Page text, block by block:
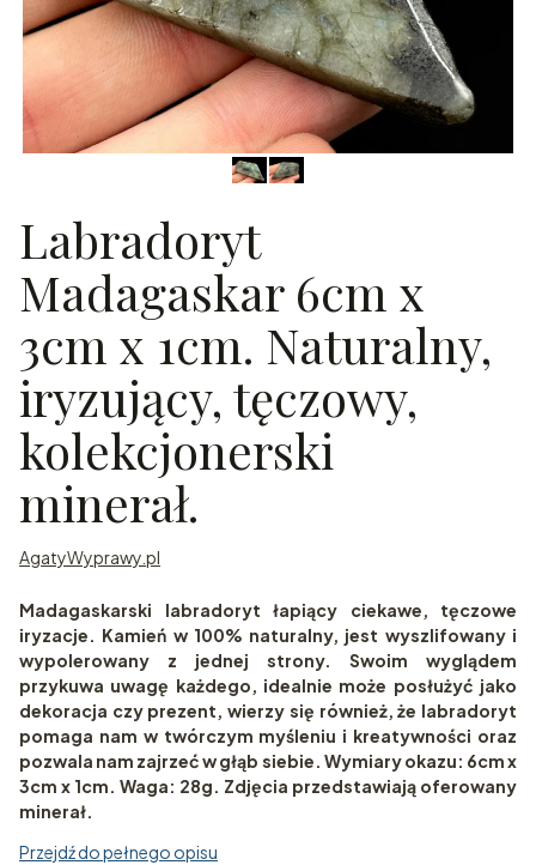
Labradoryt
Madagaskar 6cm x
3cm x 1cm. Naturalny,
iryzujący, tęczowy,
kolekcjonerski
minerał.
AgatyWyprawy.pl
Madagaskarski labradoryt łapiący ciekawe, tęczowe
iryzacje. Kamień w 100% naturalny, jest wyszlifowany i
wypolerowany z jednej strony. Swoim wyglądem
przykuwa uwagę każdego, idealnie może posłużyć jako
dekoracja czy prezent, wierzy się również, że labradoryt
pomaga nam w twórczym myśleniu i kreatywności oraz
pozwala nam zajrzeć w głąb siebie. Wymiary okazu: 6cm x
3cm x 1cm. Waga: 28g. Zdjęcia przedstawiają oferowany
minerał.
Przejdź do pełnego opisu